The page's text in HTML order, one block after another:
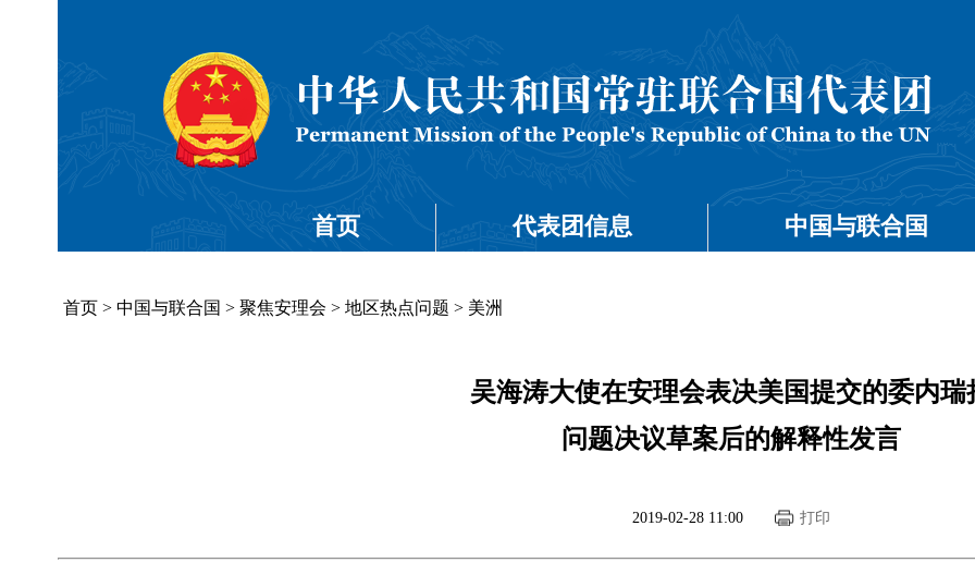
首页 代表团信息 中国与联合国
首页 > 中国与联合国 > 聚焦安理会 > 地区热点问题 > 美洲
吴海涛大使在安理会表决美国提交的委内瑞
问题决议草案后的解释性发言
2019-02-28 11:00 打印